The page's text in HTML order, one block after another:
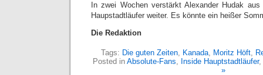
In zwei Wochen verstärkt Alexander Hudak
Haupstadtläufer weiter. Es könnte ein heißer
Die Redaktion
Tags: Die guten Zeiten, Kanada, Moritz Höft,
Posted in Absolute-Fans, Inside Hauptstadtläufer,
»